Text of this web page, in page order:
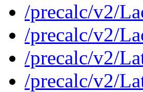
/precalc/v2/
/precalc/v2/
/precalc/v2/
/precalc/v2/